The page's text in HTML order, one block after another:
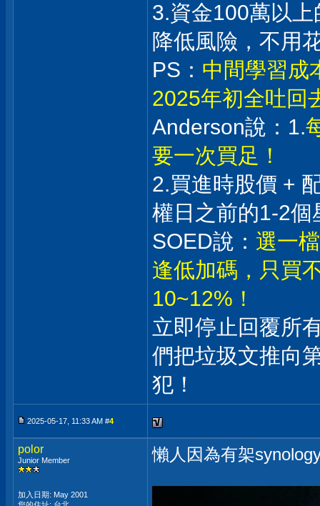
3.資金100萬以
降低風險，不用
PS： 中間學習成
2025年初全吐回
Anderson說：1.
要一次買足！
2.買進時股價 +
權日之前的1-2個
SOED說： 選一
逢低加碼，只買
10~12%！
立即停止回覆所
們把垃圾文推向
犯！
2025-05-17, 11:33 AM #4
polor
Junior Member
加入日期: May 2001
懶人因為有架